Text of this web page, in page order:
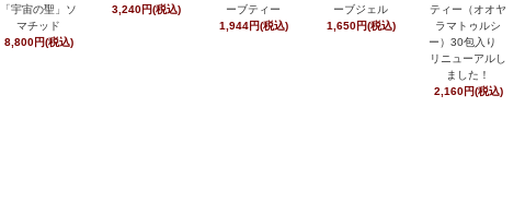
「宇宙の聖」ソ
マチッド
8,800円(税込)
3,240円(税込)
ーブティー
1,944円(税込)
ーブジェル
1,650円(税込)
ティー（オオヤ
ラマトゥルシ
ー）30包入り
リニューアルし
ました！
2,160円(税込)